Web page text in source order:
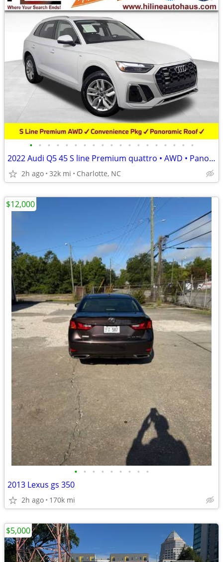
• • • • • • • • • • • • • • • • • • •
2022 Audi Q5 45 S line Premium quattro • AWD • Panoramic Sunroof
2h ago 32k mi Charlotte, NC
• • • • • • • • •
2013 Lexus gs 350
2h ago 170k mi
$12,000
$5,000